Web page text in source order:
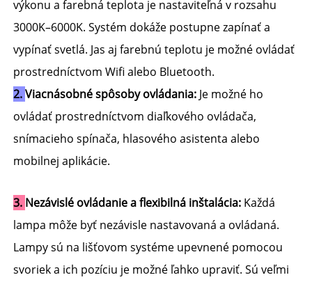
výkonu a farebná teplota je nastaviteľná v rozsahu
3000K–6000K. Systém dokáže postupne zapínať a
vypínať svetlá. Jas aj farebnú teplotu je možné ovládať
prostredníctvom Wifi alebo Bluetooth.
2. Viacnásobné spôsoby ovládania: Je možné ho
ovládať prostredníctvom diaľkového ovládača,
snímacieho spínača, hlasového asistenta alebo
mobilnej aplikácie.
3. Nezávislé ovládanie a flexibilná inštalácia: Každá
lampa môže byť nezávisle nastavovaná a ovládaná.
Lampy sú na lišťovom systéme upevnené pomocou
svoriek a ich pozíciu je možné ľahko upraviť. Sú veľmi